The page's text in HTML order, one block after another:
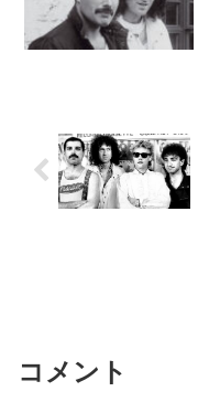
コメント